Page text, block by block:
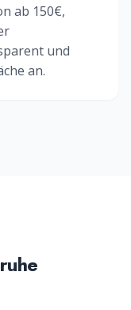
ab 150€,
und
an.